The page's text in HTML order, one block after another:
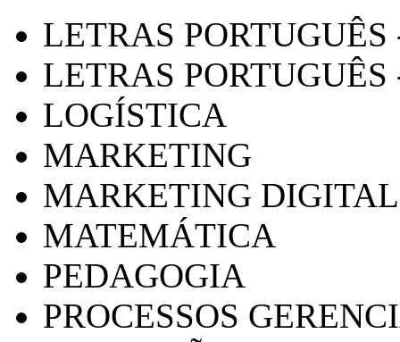
LETRAS
LETRAS PORTUGUÊS
LOGÍSTICA
MARKETING
MARKETING DIGITAL
MATEMÁTICA
PEDAGOGIA
PROCESSOS